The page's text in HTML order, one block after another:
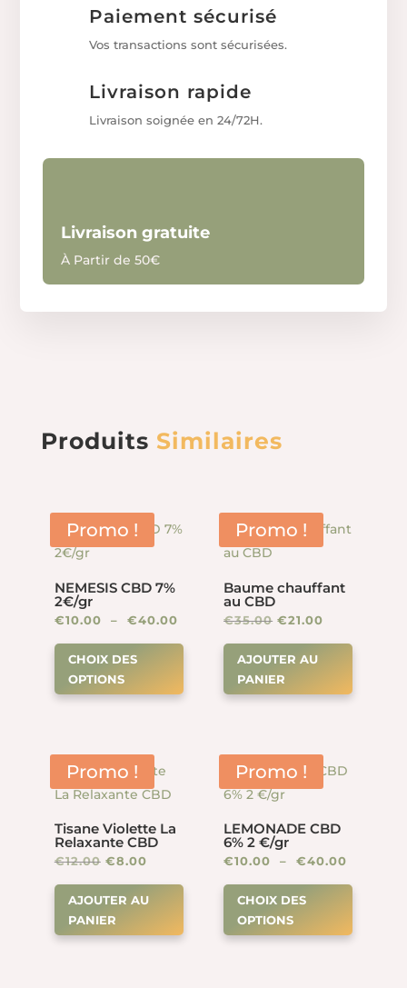
Paiement sécurisé
Vos transactions sont sécurisées.
Livraison rapide
Livraison soignée en 24/72H.
Livraison gratuite
À Partir de 50€
Produits Similaires
Promo !
NEMESIS CBD 7%
2€/gr
€10.00 – €40.00Plage
de
€10.00
CHOIX DES
OPTIONS
Ce
a
options
choisies
Promo !
Baume chauffant
au CBD
€35.00 Le
prix
initial
€21.00
prix
est :
AJOUTER AU
PANIER
Promo !
Tisane Violette La
Relaxante CBD
€12.00 Le
prix
initial
€8.00Le
prix
actuel
AJOUTER AU
PANIER
Promo !
LEMONADE CBD
6% 2 €/gr
€10.00 – €40.00
de
€10.00
CHOIX DES
OPTIONS
Ce
a